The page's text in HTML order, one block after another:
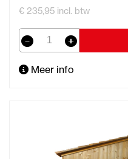
€ 235,95 incl. btw
Meer info